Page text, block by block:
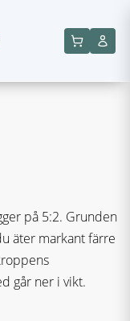
på 5:2. Grunden
äter markant färre
går ner i vikt.